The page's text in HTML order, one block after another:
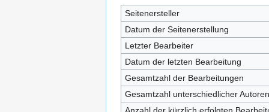
Seitenersteller
Datum der Seitenerstellung
Letzter Bearbeiter
Datum der letzten Bearbeitung
Gesamtzahl der Bearbeitungen
Gesamtzahl unterschiedlicher Autoren